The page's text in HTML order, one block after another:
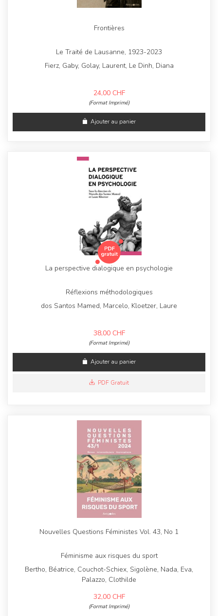
Frontières
Le Traité de Lausanne, 1923-2023
Fierz, Gaby, Golay, Laurent, Le Dinh, Diana
24,00 CHF
(Format Imprimé)
Ajouter au panier
La perspective dialogique en psychologie
Réflexions méthodologiques
dos Santos Mamed, Marcelo, Kloetzer, Laure
38,00 CHF
(Format Imprimé)
Ajouter au panier
PDF Gratuit
Nouvelles Questions Féministes Vol. 43, No 1
Féminisme aux risques du sport
Bertho, Béatrice, Couchot-Schiex, Sigolène, Nada, Eva,
Palazzo, Clothilde
32,00 CHF
(Format Imprimé)